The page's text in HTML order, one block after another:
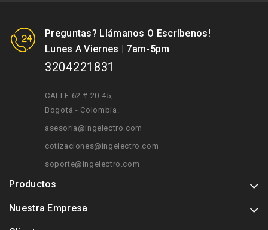
Preguntas? Llámanos O Escríbenos!
Lunes A Viernes | 7am-5pm
3204221831
CALLE 62 # 20-45
Bogotá - Colombia.
asesoria@ingelectro.com
cotizaciones@ingelectro.com
soporte@ingelectro.com
Productos
Nuestra Empresa